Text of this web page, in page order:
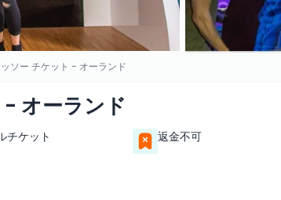
ソー チケット - オーランド
オーランド
チケット 返金不可